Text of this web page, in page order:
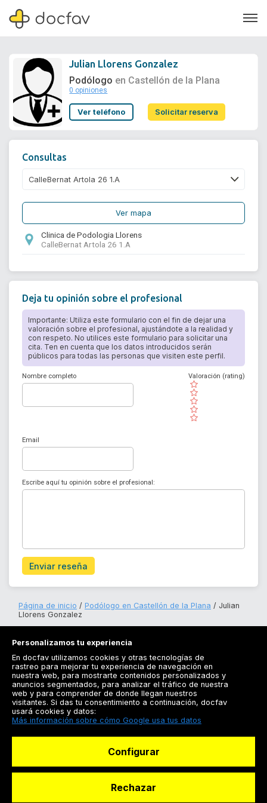
Soporte
Julian Llorens Gonzalez
Podólogo en Castellón de la Plana
0 opiniones
Ver teléfono Solicitar reserva
Consultas
Ver mapa
Clinica de Podologia Llorens
CalleBernat Artola 26 1.A
Deja tu opinión sobre el profesional
Importante: Utiliza este formulario con el fin de dejar una
valoración sobre el profesional, ajustándote a la realidad y
con respeto. No utilices este formulario para solicitar una
cita. Ten en cuenta que los datos introducidos serán
públicos para todas las personas que visiten este perfil.
Nombre completo
( )
( )
( )
( )
( )
Valoración (rating)
Email
Escribe aquí tu opinión sobre el profesional:
Enviar reseña
Página de inicio Podólogo en Castellón de la Plana
Julian
Llorens Gonzalez
Registrarse
Docfav
Personalizamos tu experiencia
En docfav utilizamos cookies y otras tecnologías de
rastreo para mejorar tu experiencia de navegación en
nuestra web, para mostrarte contenidos personalizados y
anuncios segmentados, para analizar el tráfico de nuestra
web y para comprender de donde llegan nuestros
visitantes. Si das tu consentimiento a continuación, docfav
usará cookies y datos:
Más información sobre cómo Google usa tus datos
Configurar
Rechazar